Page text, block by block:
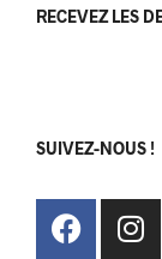
RECEVEZ LES
SUIVEZ-NOUS !